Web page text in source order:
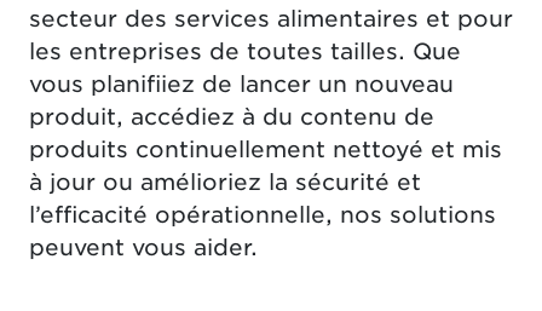
secteur des services alimentaires et pour
les entreprises de toutes tailles. Que
vous planifiiez de lancer un nouveau
produit, accédiez à du contenu de
produits continuellement nettoyé et mis
à jour ou amélioriez la sécurité et
l’efficacité opérationnelle, nos solutions
peuvent vous aider.